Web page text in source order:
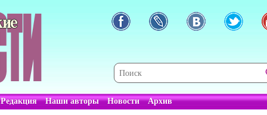
Редакция Наши авторы Новости Архив